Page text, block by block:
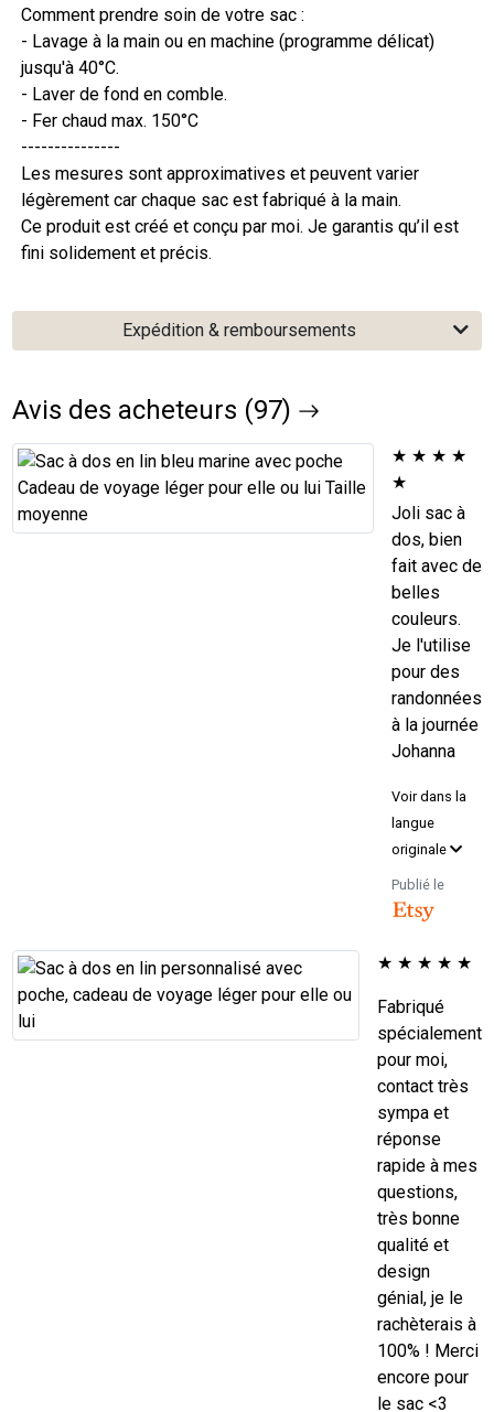
Comment prendre soin de votre sac :
- Lavage à la main ou en machine (programme délicat)
jusqu'à 40°C.
- Laver de fond en comble.
- Fer chaud max. 150°C
---------------
Les mesures sont approximatives et peuvent varier
légèrement car chaque sac est fabriqué à la main.
Ce produit est créé et conçu par moi. Je garantis qu’il est
fini solidement et précis.
Expédition & remboursements
Avis des acheteurs (97)
★ ★ ★ ★
★
Joli sac à
dos, bien
fait avec de
belles
couleurs.
Je l'utilise
pour des
randonnées
à la journée
Johanna
Voir dans la
langue
originale
Publié le
★ ★ ★ ★ ★
Fabriqué
spécialement
pour moi,
contact très
sympa et
réponse
rapide à mes
questions,
très bonne
qualité et
design
génial, je le
rachèterais à
100% ! Merci
encore pour
le sac <3